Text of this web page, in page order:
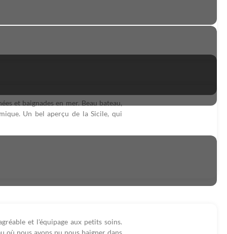
et baignades en mer. Beau bateau,
Un bel aperçu de la Sicile, qui
et l'équipage aux petits soins.